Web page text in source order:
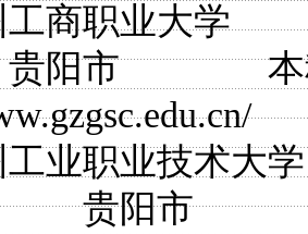
商职业大学
贵阳
业职业技术大学
阳